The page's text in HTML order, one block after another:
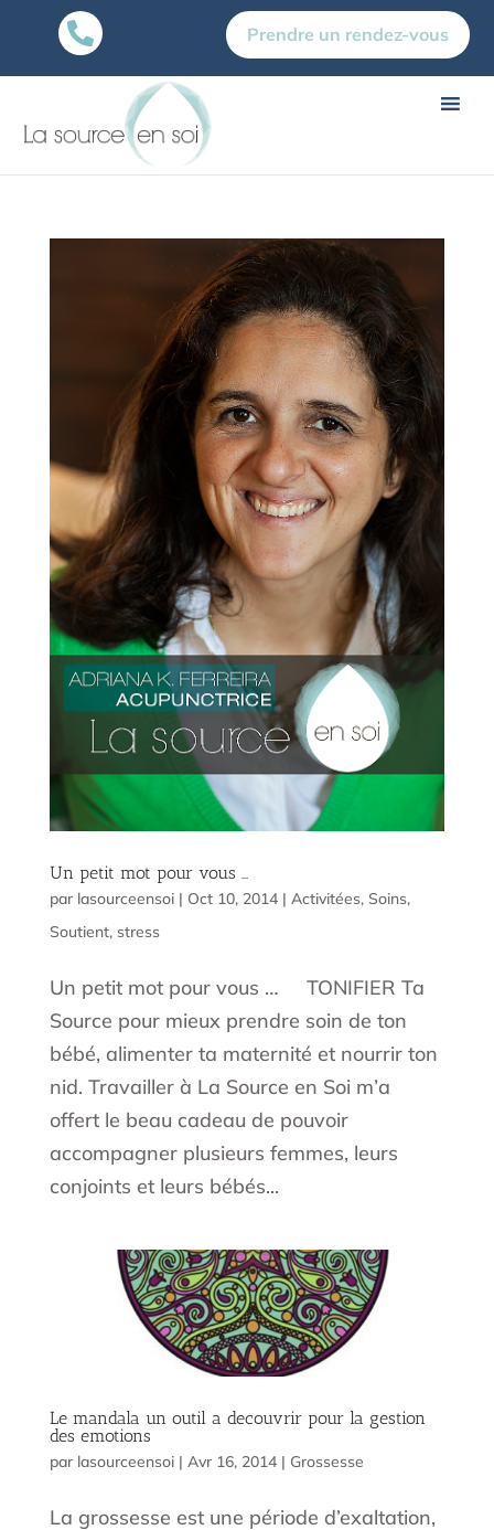
 Prendre un rendez-vous
Un petit mot pour vous …
par lasourceensoi| Oct 10, 2014| Activitées, Soins,
Soutient, stress
Un petit mot pour vous … TONIFIER Ta
Source pour mieux prendre soin de ton
bébé, alimenter ta maternité et nourrir ton
nid. Travailler à La Source en Soi m’a
offert le beau cadeau de pouvoir
accompagner plusieurs femmes, leurs
conjoints et leurs bébés...
Le mandala un outil a decouvrir pour la gestion
des emotions
par lasourceensoi| Avr 16, 2014| Grossesse
La grossesse est une période d’exaltation,